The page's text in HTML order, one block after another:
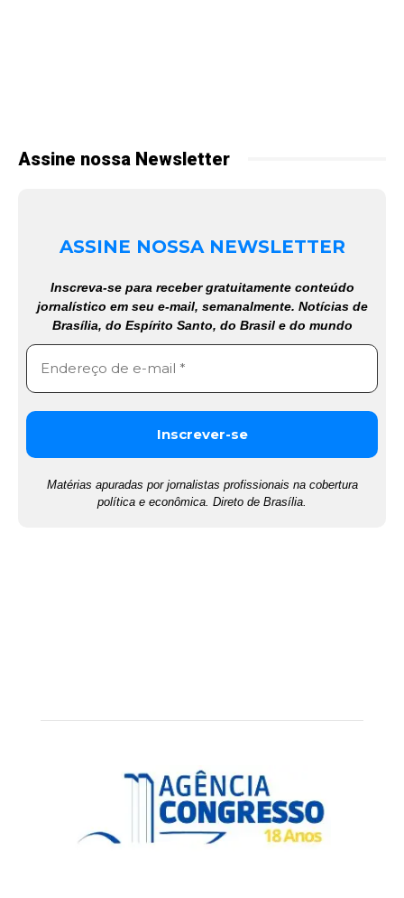
Assine nossa Newsletter
ASSINE NOSSA NEWSLETTER
Inscreva-se para receber gratuitamente conteúdo
jornalístico em seu e-mail, semanalmente. Notícias de
Brasília, do Espírito Santo, do Brasil e do mundo
Matérias apuradas por jornalistas profissionais na cobertura
política e econômica. Direto de Brasília.